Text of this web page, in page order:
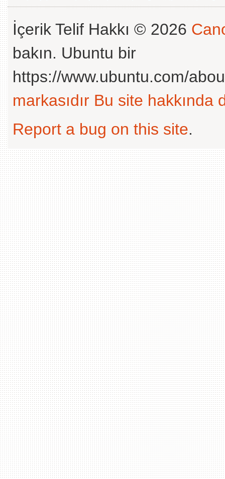
İçerik Telif Hakkı © 2026
bakın. Ubuntu bir
https://www.ubuntu.com/
markasıdır Bu site hakkında
Report a bug on this site.